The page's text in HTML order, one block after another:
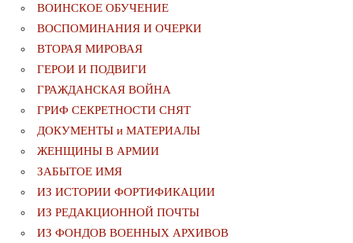
ВОИНСКОЕ ОБУЧЕНИЕ
ВОСПОМИНАНИЯ И ОЧЕРКИ
ВТОРАЯ МИРОВАЯ
ГЕРОИ И ПОДВИГИ
ГРАЖДАНСКАЯ ВОЙНА
ГРИФ СЕКРЕТНОСТИ СНЯТ
ДОКУМЕНТЫ и МАТЕРИАЛЫ
ЖЕНЩИНЫ В АРМИИ
ЗАБЫТОЕ ИМЯ
ИЗ ИСТОРИИ ФОРТИФИКАЦИИ
ИЗ РЕДАКЦИОННОЙ ПОЧТЫ
ИЗ ФОНДОВ ВОЕННЫХ АРХИВОВ